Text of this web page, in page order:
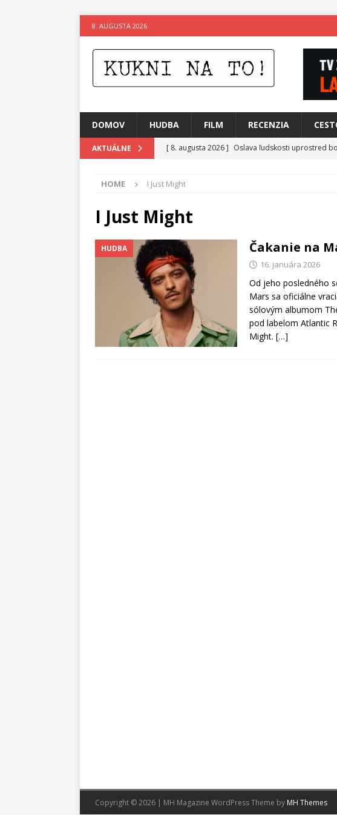
8. AUGUSTA 2026
DOMOV HUDBA FILM RECENZIA
AKTUÁLNE [ 8. augusta 2026 ] Oslava ľudskosti uprostred
[ 7. augusta 2026 ]
[ 6. augusta 2026 ]
[ 5. augusta 2026 ]
[ 4. augusta 2026 ]
Horkýže Slíže cestou na
[ 8. augusta 2026 ]
Leto v rytme Yael
HOME I Just Might
I Just Might
HUDBA Čakanie na
16. januára 2026
Od jeho posledného
Mars sa oficiálne
sólovým albumom
pod labelom Atlantic
Might. […]
Copyright © 2026 | MH Magazine WordPress Theme by MH Themes